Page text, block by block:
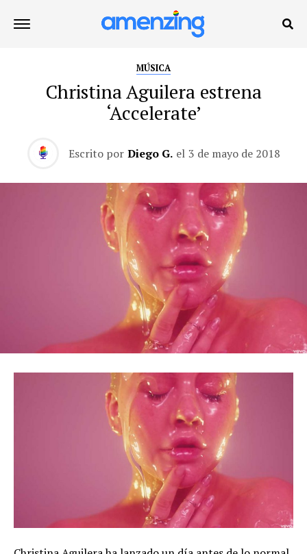
MÚSICA
Christina Aguilera estrena
‘Accelerate’
Escrito por Diego G. el 3 de mayo de 2018